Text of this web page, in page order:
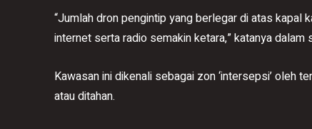
“Jumlah dron pengintip yang berlegar di atas kapal
internet serta radio semakin ketara,” katanya
Kawasan ini dikenali sebagai zon ‘intersepsi’ oleh
atau ditahan.